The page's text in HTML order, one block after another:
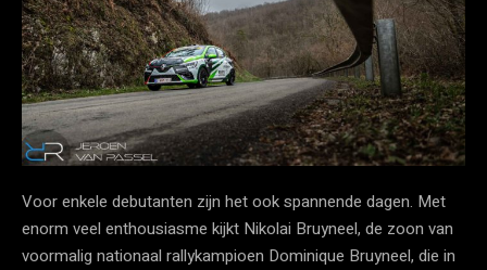
Voor enkele debutanten zijn het ook spannende dagen. Met
enorm veel enthousiasme kijkt Nikolai Bruyneel, de zoon van
voormalig nationaal rallykampioen Dominique Bruyneel, die in